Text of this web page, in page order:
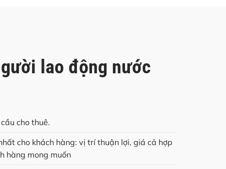
lao động nước
cho thuê.
cho khách hàng: vị trí thuận lợi, giá cả hợp
hàng mong muốn